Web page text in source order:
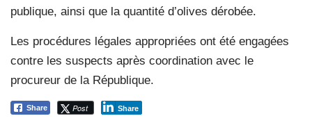
publique, ainsi que la quantité d’olives dérobée.
Les procédures légales appropriées ont été engagées
contre les suspects après coordination avec le
procureur de la République.
Share Post Share